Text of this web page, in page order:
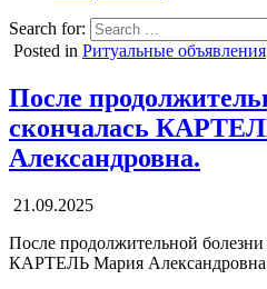
Search for:
Posted in Ритуальные объявления
После
скончалась
Александровна.
21.09.2025
После продолжительной болезни
КАРТЕЛЬ Мария